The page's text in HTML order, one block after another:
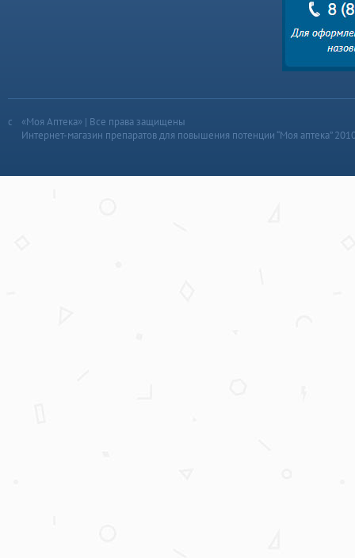
«Моя Аптека» | Все права защищены
Интернет-магазин препаратов для повышения потенции “Моя аптека”